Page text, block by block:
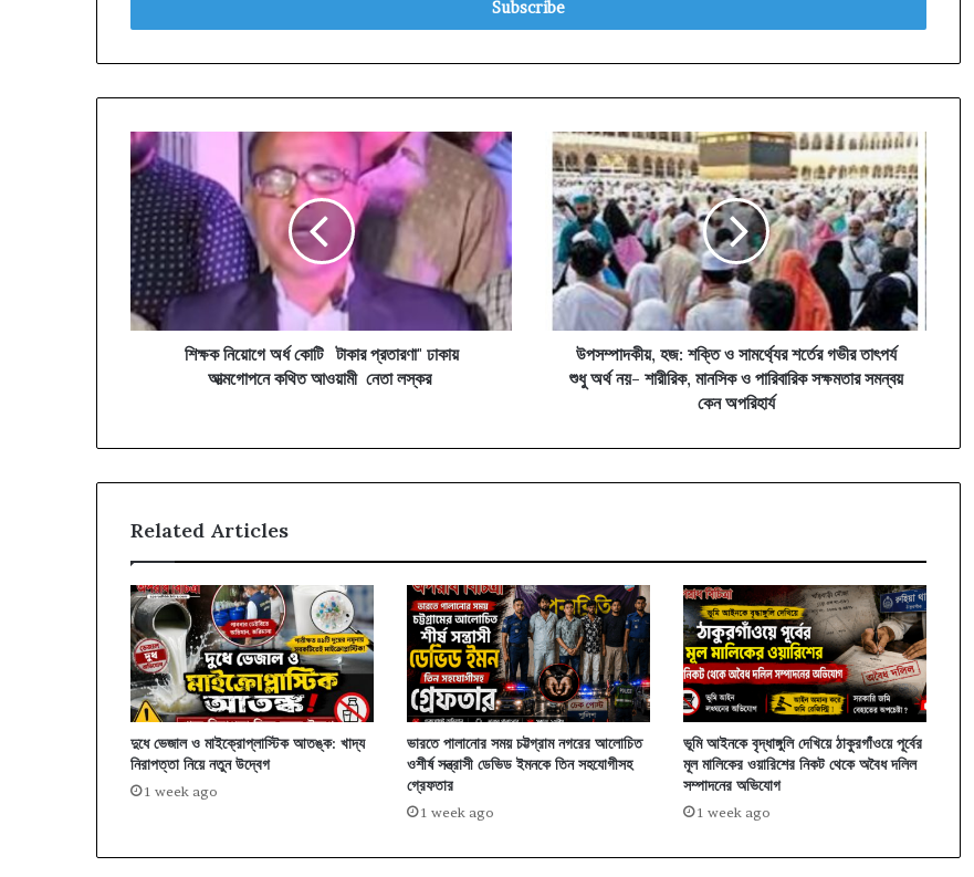
শিক্ষক
নিয়োগে
অর্ধ
কোটি
টাকার
প্রতারণা"
ঢাকায়
আত্মগোপনে
কথিত
শিক্ষক নিয়োগে অর্ধ কোটি টাকার প্রতারণা" ঢাকায়
আত্মগোপনে কথিত আওয়ামী নেতা লস্কর
উপসম্পাদকীয়,
হজ:
শক্তি
সামর্থ্যের
শর্তের
গভীর
তাৎপর্য
শুধু
ও
অপরিহার্য
উপসম্পাদকীয়, হজ: শক্তি ও সামর্থ্যের শর্তের গভীর তাৎপর্য
শুধু অর্থ নয়- শারীরিক, মানসিক ও পারিবারিক সক্ষমতার সমন্বয়
কেন অপরিহার্য
Related Articles
দুধে ভেজাল ও মাইক্রোপ্লাস্টিক আতঙ্ক: খাদ্য
নিরাপত্তা নিয়ে নতুন উদ্বেগ
1 week ago
ভারতে পালানোর সময় চট্টগ্রাম নগরের আলোচিত
ওশীর্ষ সন্ত্রাসী ডেভিড ইমনকে তিন সহযোগীসহ
গ্রেফতার
1 week ago
ভূমি আইনকে বৃদ্ধাঙ্গুলি দেখিয়ে ঠাকুরগাঁওয়ে পূর্বের
মূল মালিকের ওয়ারিশের নিকট থেকে অবৈধ দলিল
সম্পাদনের অভিযোগ
1 week ago